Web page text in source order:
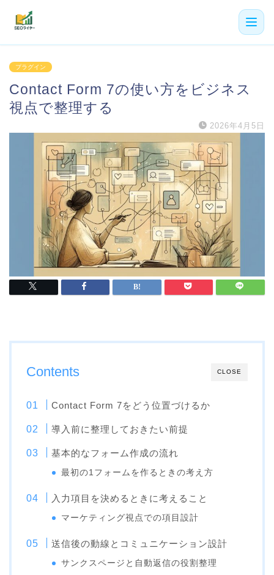
機能
利用者の声
よくある質問
導入事例
お役立ち記事
プラグイン
Contact Form 7の使い方をビジネス
視点で整理する
2026年4月5日
CLOSE
Contents
Contact Form 7をどう位置づけるか
導入前に整理しておきたい前提
基本的なフォーム作成の流れ
最初の1フォームを作るときの考え方
入力項目を決めるときに考えること
マーケティング視点での項目設計
送信後の動線とコミュニケーション設計
サンクスページと自動返信の役割整理